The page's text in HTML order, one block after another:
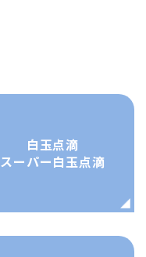
白玉点滴
スーパー白玉点滴